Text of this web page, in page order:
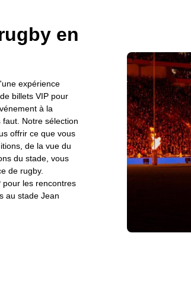
en
expérience
billets VIP pour
à la
faut. Notre sélection
offrir ce que vous
de la vue du
du stade, vous
de rugby.
pour les rencontres
au stade Jean